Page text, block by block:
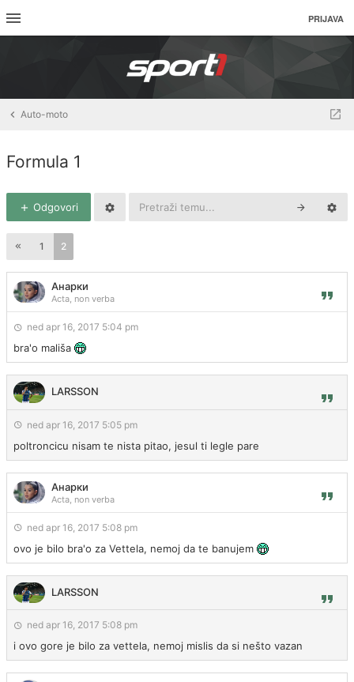
PRIJAVA
Auto-moto
Formula 1
Odgovori
1 2
Анарки
Acta, non verba
ned apr 16, 2017 5:04 pm
bra'o mališa
LARSSON
ned apr 16, 2017 5:05 pm
poltroncicu nisam te nista pitao, jesul ti legle pare
Анарки
Acta, non verba
ned apr 16, 2017 5:08 pm
ovo je bilo bra'o za Vettela, nemoj da te banujem
LARSSON
ned apr 16, 2017 5:08 pm
i ovo gore je bilo za vettela, nemoj mislis da si nešto vazan